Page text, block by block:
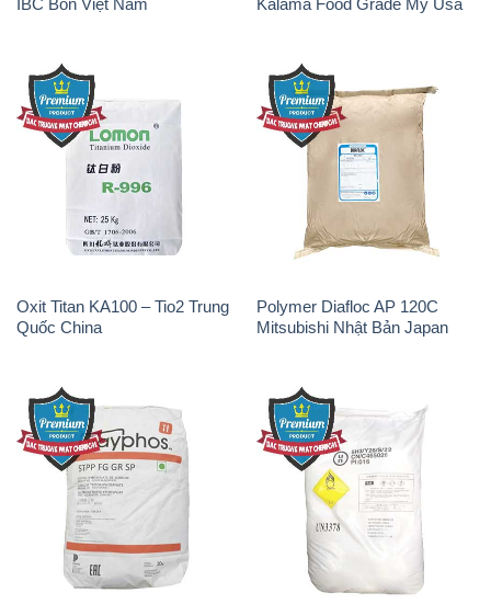
IBC Bồn Việt Nam Kalama Food Grade Mỹ Usa
Oxit Titan KA100 – Tio2 Trung
Quốc China
Polymer Diafloc AP 120C
Mitsubishi Nhật Bản Japan